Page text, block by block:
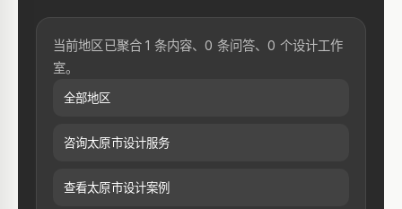
当前地区已聚合 1 条内容、0 条问答、0 个设计工作
室。
全部地区
咨询太原市设计服务
查看太原市设计案例